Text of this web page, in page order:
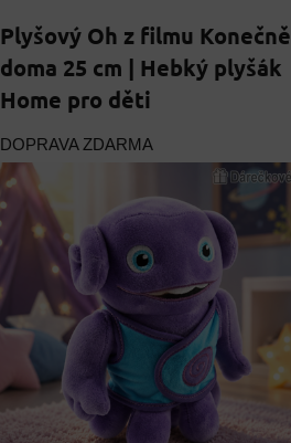
Plyšový Oh z filmu Konečně
doma 25 cm | Hebký plyšák
Home pro děti
DOPRAVA ZDARMA